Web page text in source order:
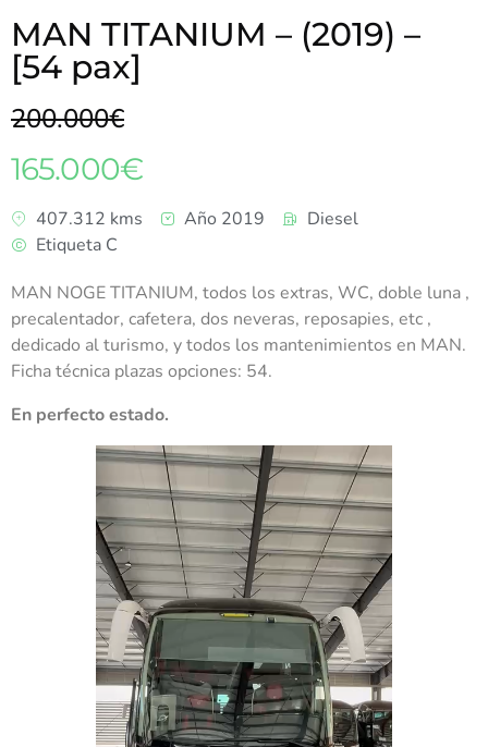
MAN TITANIUM – (2019) –
[54 pax]
200.000€
165.000€
407.312 kms Año 2019
Diesel
Etiqueta C
MAN NOGE TITANIUM, todos los extras, WC, doble luna ,
precalentador, cafetera, dos neveras, reposapies, etc ,
dedicado al turismo, y todos los mantenimientos en MAN.
Ficha técnica plazas opciones: 54.
En perfecto estado.